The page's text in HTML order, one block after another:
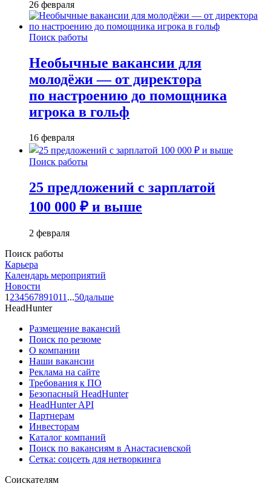
26 февраля
Поиск работы
Необычные вакансии для
молодёжи — от директора
по настроению до помощника
игрока в гольф
16 февраля
Поиск работы
25 предложений с зарплатой
100 000 ₽ и выше
2 февраля
Поиск работы
Карьера
Календарь мероприятий
Новости
1 234567891011 ...50дальше
HeadHunter
Размещение вакансий
Поиск по резюме
О компании
Наши вакансии
Реклама на сайте
Требования к ПО
Безопасный HeadHunter
HeadHunter API
Партнерам
Инвесторам
Каталог компаний
Поиск по вакансиям в Анастасиевской
Сетка: соцсеть для нетворкинга
Соискателям